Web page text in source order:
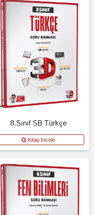
8.Sınıf SB Türkçe
Kitap İncele